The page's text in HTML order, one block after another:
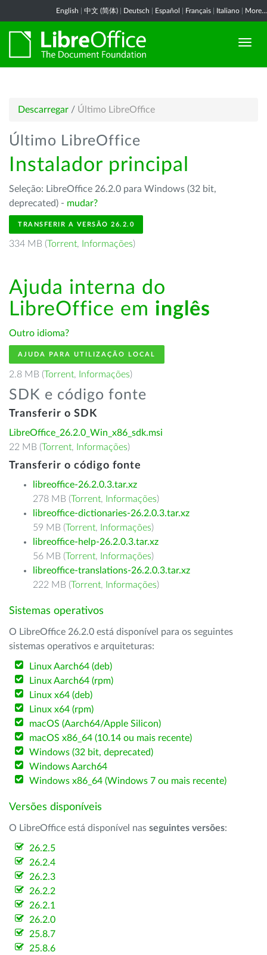
English 中文 (简体) Deutsch Español Français Italiano More...
Descarregar / Último LibreOffice
Último LibreOffice
Instalador principal
Seleção: LibreOffice 26.2.0 para Windows (32 bit,
deprecated) - mudar?
TRANSFERIR A VERSÃO 26.2.0
334 MB (Torrent, Informações)
Ajuda interna do
LibreOffice em inglês
Outro idioma?
AJUDA PARA UTILIZAÇÃO LOCAL
2.8 MB (Torrent, Informações)
SDK e código fonte
Transferir o SDK
LibreOffice_26.2.0_Win_x86_sdk.msi
22 MB (Torrent, Informações)
Transferir o código fonte
libreoffice-26.2.0.3.tar.xz
278 MB (Torrent, Informações)
libreoffice-dictionaries-26.2.0.3.tar.xz
59 MB (Torrent, Informações)
libreoffice-help-26.2.0.3.tar.xz
56 MB (Torrent, Informações)
libreoffice-translations-26.2.0.3.tar.xz
222 MB (Torrent, Informações)
Sistemas operativos
O LibreOffice 26.2.0 está disponível para os seguintes
sistemas operativos e arquiteturas:
Linux Aarch64 (deb)
Linux Aarch64 (rpm)
Linux x64 (deb)
Linux x64 (rpm)
macOS (Aarch64/Apple Silicon)
macOS x86_64 (10.14 ou mais recente)
Windows (32 bit, deprecated)
Windows Aarch64
Windows x86_64 (Windows 7 ou mais recente)
Versões disponíveis
O LibreOffice está disponível nas seguintes versões:
26.2.5
26.2.4
26.2.3
26.2.2
26.2.1
26.2.0
25.8.7
25.8.6